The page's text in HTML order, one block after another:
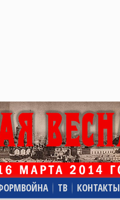
ТВ КОНТАКТЫ